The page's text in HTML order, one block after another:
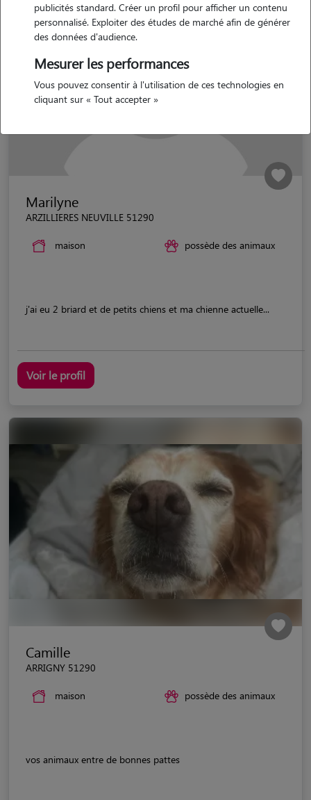
Marilyne
ARZILLIERES NEUVILLE 51290
maison possède des animaux
j'ai eu 2 briard et de petits chiens et ma chienne actuelle...
Voir le profil
Camille
ARRIGNY 51290
maison possède des animaux
vos animaux entre de bonnes pattes
publicités standard. Créer un profil pour afficher un contenu
personnalisé. Exploiter des études de marché afin de générer
des données d'audience.
Mesurer les performances
Vous pouvez consentir à l'utilisation de ces technologies en
cliquant sur « Tout accepter »